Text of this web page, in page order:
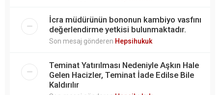
İcra müdürünün bononun kambiyo vasfını
değerlendirme yetkisi bulunmaktadır.
Son mesaj gönderen Hepsihukuk
Teminat Yatırılması Nedeniyle Aşkın Hale
Gelen Hacizler, Teminat İade Edilse Bile
Kaldırılır